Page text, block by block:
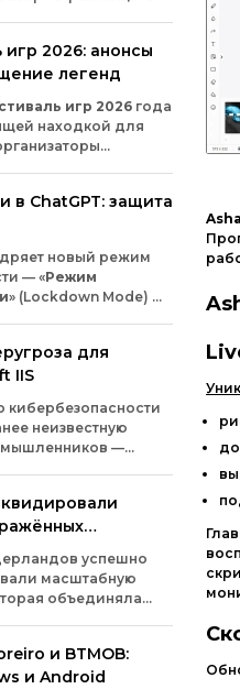
Azure‑Samples,
Среди
дляИИ,
экосистемы
пользуются
2026: анонсы
легенд
игр 2026 года
находкой для
Зрители увидели
в ChatGPT: защита
новый режим
— «Режим
» (Lockdown Mode) —
свнедрением
пригодитсяэта
для
IIS
кибербезопасности
неизвестную
—
разработанную
успешно
масштабную
объединяла
интернетавещей
и BTMOB:
и Android